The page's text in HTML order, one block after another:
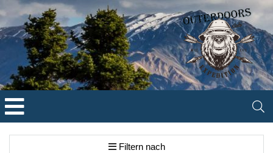
Filtern nach